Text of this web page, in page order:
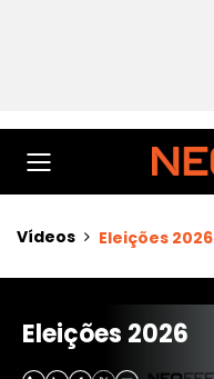
Vídeos Eleições 2026
Eleições 2026